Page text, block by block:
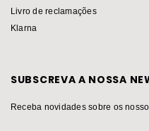
Livro de reclamações
Klarna
SUBSCREVA A NOSSA
Receba novidades sobre os